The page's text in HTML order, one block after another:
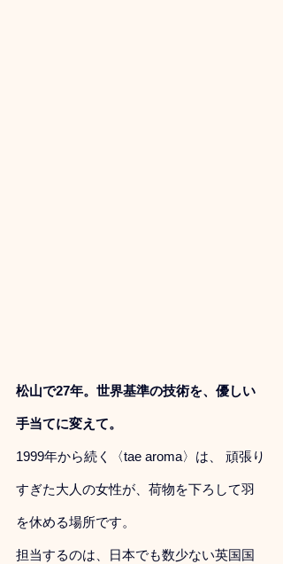
松山で27年。世界基準の技術を、優しい
手当てに変えて。
1999年から続く〈tae aroma〉は、 頑張り
すぎた大人の女性が、荷物を下ろして羽
を休める場所です。
担当するのは、日本でも数少ない英国国